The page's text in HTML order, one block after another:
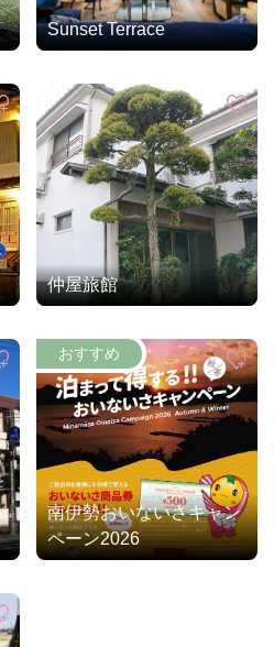
Sunset Terrace
仲屋旅館
南伊勢おいないさキャン
ペーン2026